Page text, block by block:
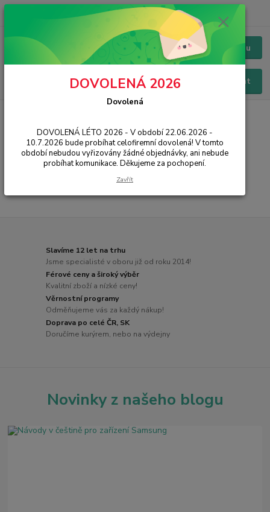
Menu
Hledat
Chat / Online podpora - 24/7
Galaxy A70
Slavíme 12 let na trhu
Jsme specialisté v oboru již od roku 2014!
Férové ceny a široký výběr
Kvalitní zboží a nízké ceny!
Věrnostní programy
Odměňujeme vás za každý nákup!
Doprava po celé ČR, SK
Doručíme kurýrem, nebo na výdejny
Novinky z našeho blogu
DOVOLENÁ 2026
Dovolená
DOVOLENÁ LÉTO 2026 - V období 22.06.2026 -
10.7.2026 bude probíhat celofiremní dovolená! V tomto
období nebudou vyřizovány žádné objednávky, ani nebude
probíhat komunikace. Děkujeme za pochopení.
Zavřít